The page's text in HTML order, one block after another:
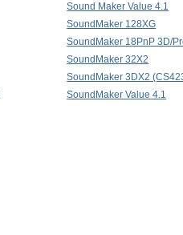
Sound Maker Value 4.1
SoundMaker 128XG
SoundMaker 18PnP 3D/
SoundMaker 32X2
SoundMaker 3DX2
SoundMaker Value 4.1